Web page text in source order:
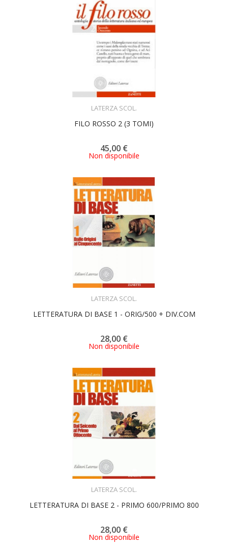
LATERZA SCOL.
FILO ROSSO 2 (3 TOMI)
45,00 €
Non disponibile
LATERZA SCOL.
LETTERATURA DI BASE 1 - ORIG/500 + DIV.COM
28,00 €
Non disponibile
LATERZA SCOL.
LETTERATURA DI BASE 2 - PRIMO 600/PRIMO 800
28,00 €
Non disponibile